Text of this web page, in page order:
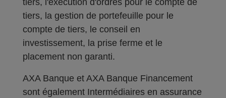
tiers, l'exécution d'ordres pour le compte de
tiers, la gestion de portefeuille pour le
compte de tiers, le conseil en
investissement, la prise ferme et le
placement non garanti.
AXA Banque et AXA Banque Financement
sont également Intermédiaires en assurance